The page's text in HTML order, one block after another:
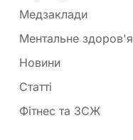
Медзаклади
Ментальне здоров'я
Новини
Статті
Фітнес та ЗСЖ